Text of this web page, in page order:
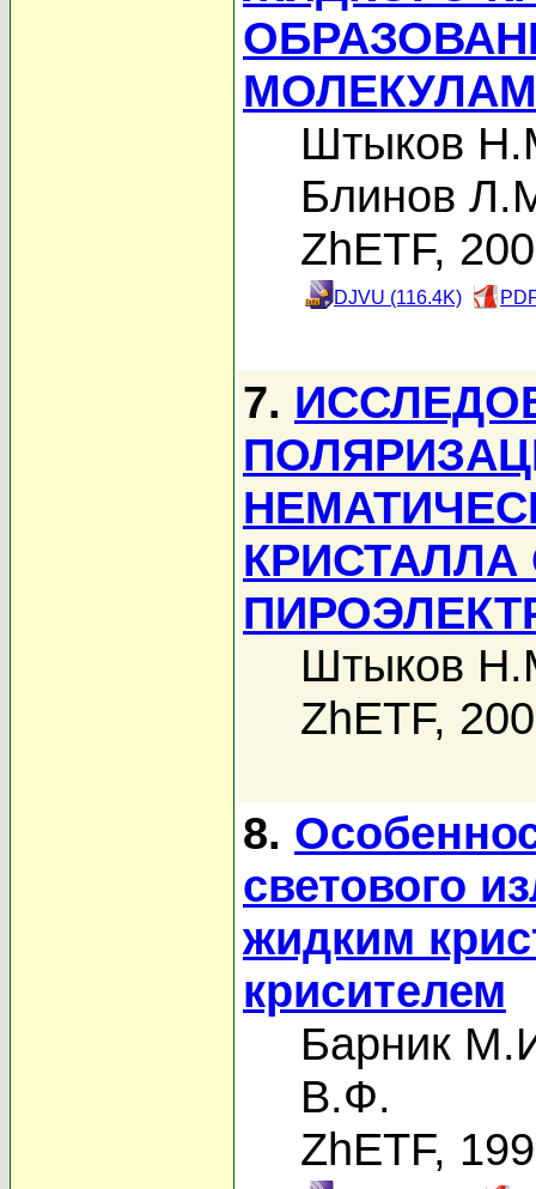
Штыков
Блинов
ZhETF,
DJVU (116.4K)
7.
Штыков
ZhETF,
8.
светового
жидким
крисителем
Барник
В.Ф.
ZhETF,